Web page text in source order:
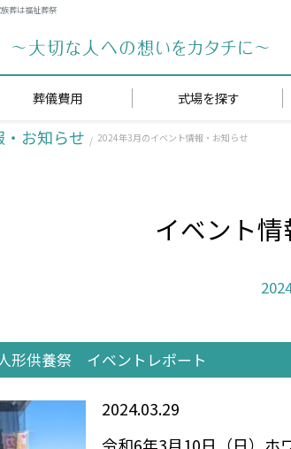
葬は福祉葬祭
葬儀費用 式場を探す
お知らせ 2024年3月のイベント情報・お知らせ
イベント情
形供養祭 イベントレポート
2024.03.29